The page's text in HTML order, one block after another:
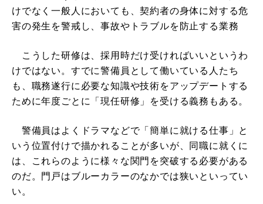
けでなく一般人においても、契約者の身体に対する危
害の発生を警戒し、事故やトラブルを防止する業務
こうした研修は、採用時だけ受ければいいというわ
けではない。すでに警備員として働いている人たち
も、職務遂行に必要な知識や技術をアップデートする
ために年度ごとに「現任研修」を受ける義務もある。
警備員はよくドラマなどで「簡単に就ける仕事」と
いう位置付けで描かれることが多いが、同職に就くに
は、これらのように様々な関門を突破する必要がある
のだ。門戸はブルーカラーのなかでは狭いといってい
い。